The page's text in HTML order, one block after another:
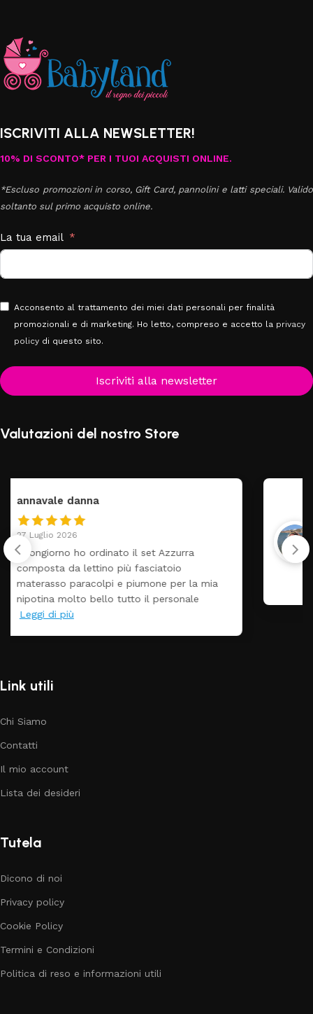
ISCRIVITI ALLA NEWSLETTER!
10% DI SCONTO* PER I TUOI ACQUISTI ONLINE.
*Escluso promozioni in corso, Gift Card, pannolini e latti speciali. Valido
soltanto sul primo acquisto online.
La tua email
Acconsento al trattamento dei miei dati personali per finalità
promozionali e di marketing. Ho letto, compreso e accetto la privacy
policy di questo sito.
Iscriviti alla newsletter
Valutazioni del nostro Store
federica
24 Luglio 2026
Tutti perfetto! Ho ordinato un lettino che é
arrivato ben imballato dopo pochi giorni.
Prezzo ottimi rispetto la concorrenza
Link utili
Chi Siamo
Contatti
Il mio account
Lista dei desideri
Tutela
Dicono di noi
Privacy policy
Cookie Policy
Termini e Condizioni
Politica di reso e informazioni utili